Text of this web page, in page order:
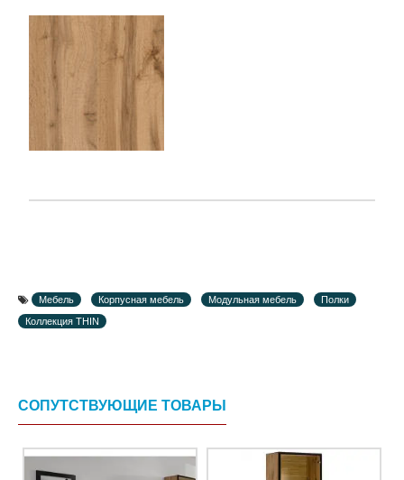
Мебель Корпусная мебель Модульная мебель
Полки
Коллекция THIN
СОПУТСТВУЮЩИЕ ТОВАРЫ